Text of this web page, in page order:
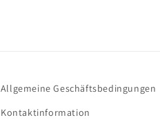
Allgemeine Geschäftsbedingungen
Kontaktinformation